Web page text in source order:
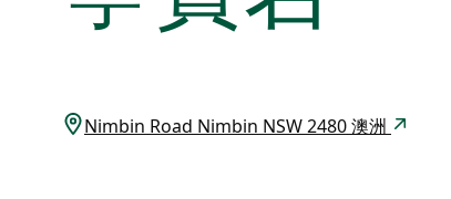
Nimbin Road Nimbin NSW 2480 澳洲